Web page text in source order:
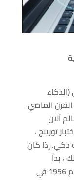
الماضي ،
العالم آلان
تورينج ،
ذكي. إذا كان
، بدأ
المصطلح رسميًا كمفهوم علمي في عام 1956 في